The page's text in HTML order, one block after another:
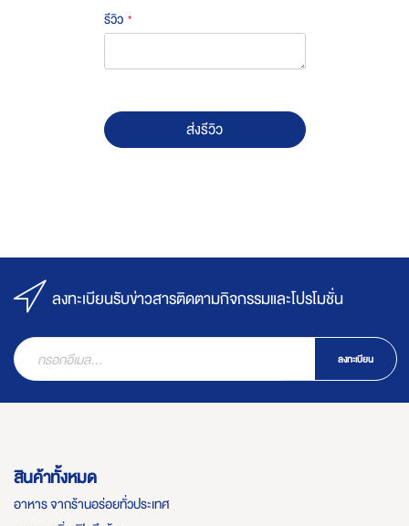
รีวิว
ส่งรีวิว
ลงทะเบียนรับข่าวสารติดตามกิจกรรมและโปรโมชั่น
ลงทะเบียน
สินค้าทั้งหมด
อาหาร จากร้านอร่อยทั่วประเทศ